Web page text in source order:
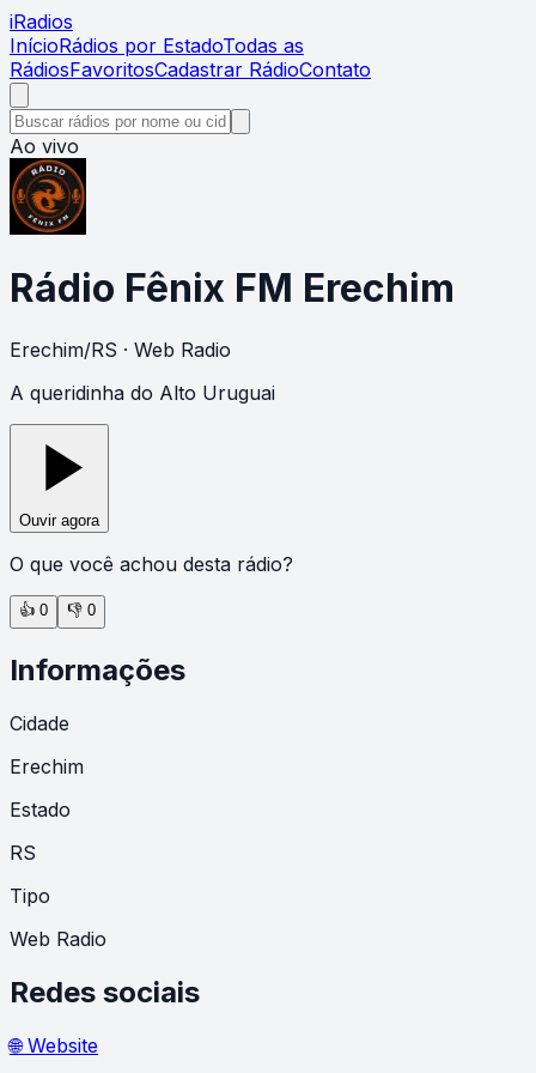
iRadios
InícioRádios por EstadoTodas as
RádiosFavoritosCadastrar RádioContato
Ao vivo
Rádio Fênix FM Erechim
Erechim/RS · Web Radio
A queridinha do Alto Uruguai
Ouvir agora
O que você achou desta rádio?
👍 0 👎 0
Informações
Cidade
Erechim
Estado
RS
Tipo
Web Radio
Redes sociais
🌐 Website